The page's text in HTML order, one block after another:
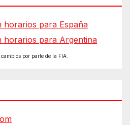
horarios para España
horarios para Argentina
por parte de la FIA.